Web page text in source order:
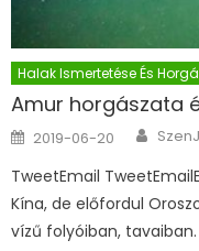
Halak Ismertetése És
Amur horgászata
Posted on
2019-06-20
TweetEmail
Kína, de előfordul
vízű folyóiban,